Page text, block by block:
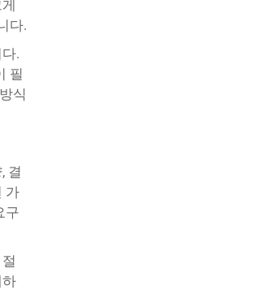
다.
.
필
식
결
가
구